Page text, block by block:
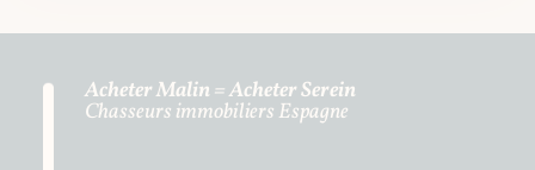
Acheter Malin = Acheter Serein
Chasseurs immobiliers Espagne